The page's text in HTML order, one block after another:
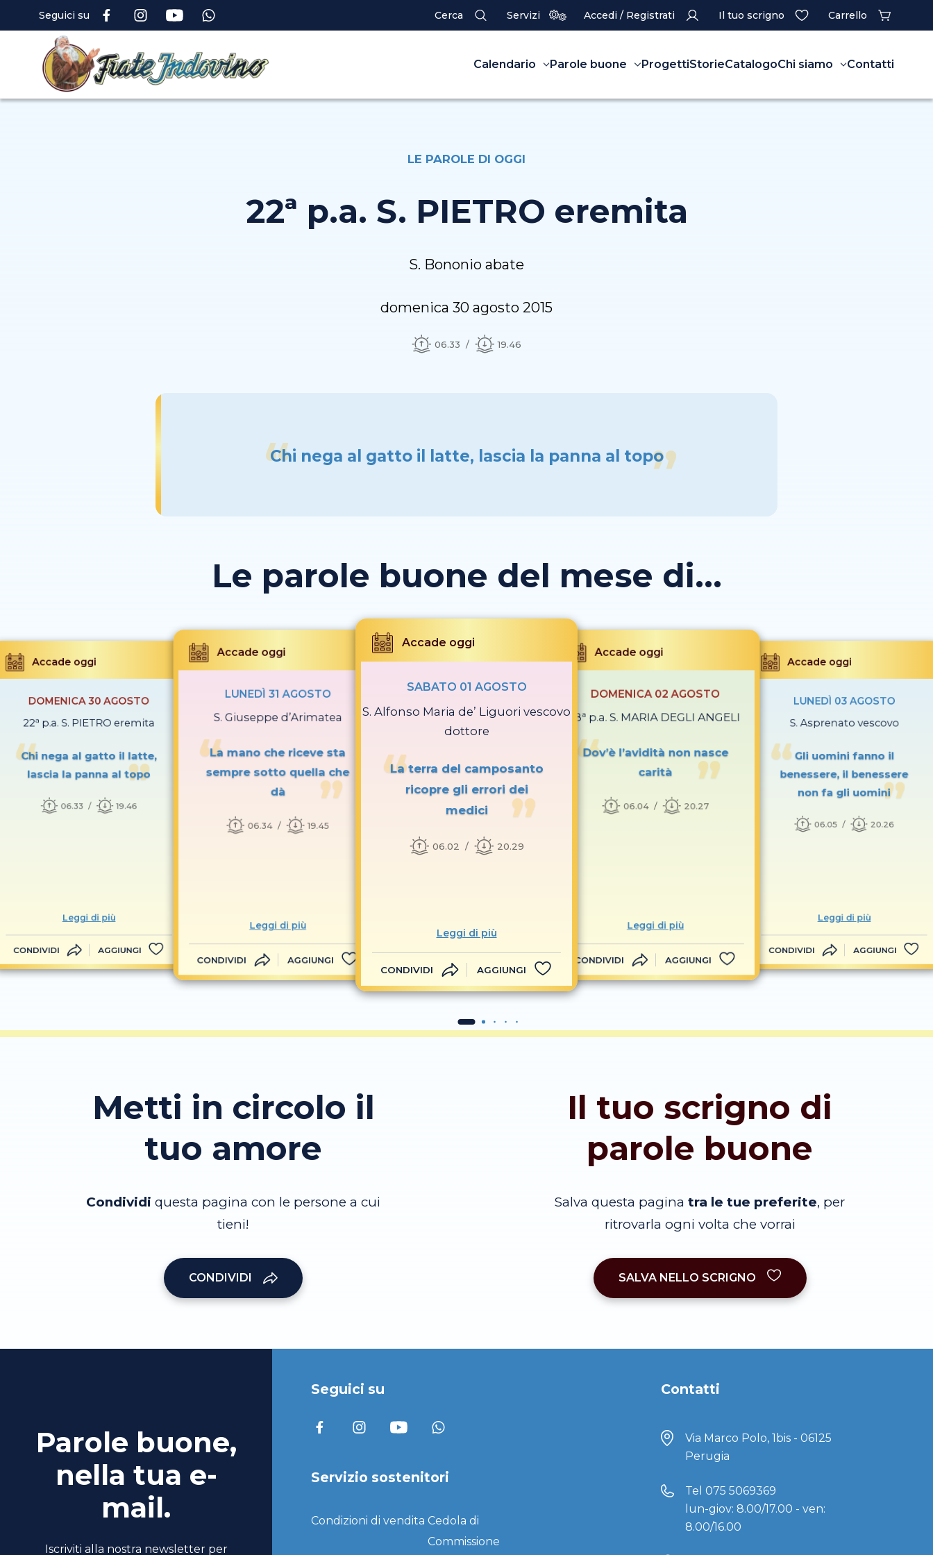
Seguici su Cerca Servizi Accedi / Registrati Il tuo scrigno Carrello
Calendario Parole buone ProgettiStorieCatalogoChi siamo Contatti
LE PAROLE DI OGGI
22ª p.a. S. PIETRO eremita
S. Bononio abate
domenica 30 agosto 2015
06.33 19.46
Chi nega al gatto il latte, lascia la panna al topo
Le parole buone del mese di...
Accade oggi
DOMENICA 30 AGOSTO
22ª p.a. S. PIETRO eremita
Chi nega al gatto il latte,
lascia la panna al topo
06.33 19.46
Leggi di più
CONDIVIDI AGGIUNGI
Accade oggi
LUNEDÌ 31 AGOSTO
S. Giuseppe d’Arimatea
La mano che riceve sta
sempre sotto quella che
dà
06.34 19.45
Leggi di più
CONDIVIDI AGGIUNGI
Accade oggi
SABATO 01 AGOSTO
S. Alfonso Maria de’ Liguori vescovo
dottore
La terra del camposanto
ricopre gli errori dei
medici
06.02 20.29
Leggi di più
CONDIVIDI AGGIUNGI
Accade oggi
DOMENICA 02 AGOSTO
18ª p.a. S. MARIA DEGLI ANGELI
Dov’è l’avidità non nasce
carità
06.04 20.27
Leggi di più
CONDIVIDI AGGIUNGI
Accade oggi
LUNEDÌ 03 AGOSTO
S. Asprenato vescovo
Gli uomini fanno il
benessere, il benessere
non fa gli uomini
06.05 20.26
Leggi di più
CONDIVIDI AGGIUNGI
Metti in circolo il
tuo amore
Condividi questa pagina con le persone a cui
tieni!
CONDIVIDI
Il tuo scrigno di
parole buone
Salva questa pagina tra le tue preferite, per
ritrovarla ogni volta che vorrai
SALVA NELLO SCRIGNO
Parole buone,
nella tua e-
mail.
Iscriviti alla nostra newsletter per
Seguici su
Servizio sostenitori
Condizioni di vendita Cedola di
Commissione
Contatti
Via Marco Polo, 1bis - 06125
Perugia
Tel 075 5069369
lun-giov: 8.00/17.00 - ven:
8.00/16.00